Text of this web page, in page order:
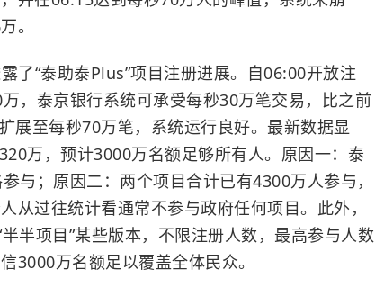
。
了“泰助泰Plus”项目注册进展。自06:00开放注
，泰京银行系统可承受每秒30万笔交易，比之前
展至每秒70万笔，系统运行良好。最新数据显
万，预计3000万名额足够所有人。 原因一：泰
与；原因二：两个项目合计已有4300万人参与，
从过往统计看通常不参与政府任何项目。此外，
半项目”某些版本，不限注册人数，最高参与人数
3000万名额足以覆盖全体民众。